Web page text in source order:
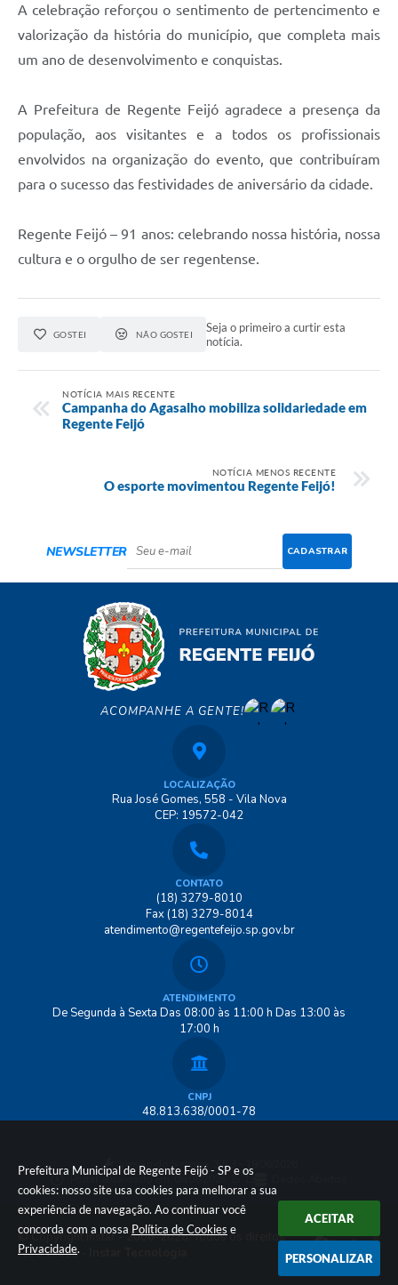
Prefeitura Municipal de Regente Feijó - SP e os
cookies: nosso site usa cookies para melhorar a sua
experiência de navegação. Ao continuar você
concorda com a nossa Política de Cookies e
Privacidade.
ACEITAR
PERSONALIZAR
A celebração reforçou o sentimento de pertencimento e
valorização da história do município, que completa mais
um ano de desenvolvimento e conquistas.
A Prefeitura de Regente Feijó agradece a presença da
população, aos visitantes e a todos os profissionais
envolvidos na organização do evento, que contribuíram
para o sucesso das festividades de aniversário da cidade.
Regente Feijó – 91 anos: celebrando nossa história, nossa
cultura e o orgulho de ser regentense.
GOSTEI NÃO GOSTEI
Seja o primeiro a curtir esta
notícia.
NOTÍCIA MAIS RECENTE
Campanha do Agasalho mobiliza solidariedade em
Regente Feijó
NOTÍCIA MENOS RECENTE
O esporte movimentou Regente Feijó!
NEWSLETTER CADASTRAR
ACOMPANHE A GENTE!
LOCALIZAÇÃO
Rua José Gomes, 558 - Vila Nova
CEP: 19572-042
CONTATO
(18) 3279-8010
Fax (18) 3279-8014
atendimento@regentefeijo.sp.gov.br
ATENDIMENTO
De Segunda à Sexta Das 08:00 às 11:00 h Das 13:00 às
17:00 h
CNPJ
48.813.638/0001-78
Versão do Sistema:
3.5.3 - 19/06/2026
Portal atualizado em:06/08/2026 15:13
© Copyright Instar - 2006-2026. Todos os direitos
reservados -